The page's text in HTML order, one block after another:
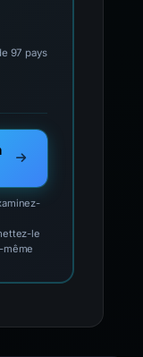
les contacts
97 pays
le